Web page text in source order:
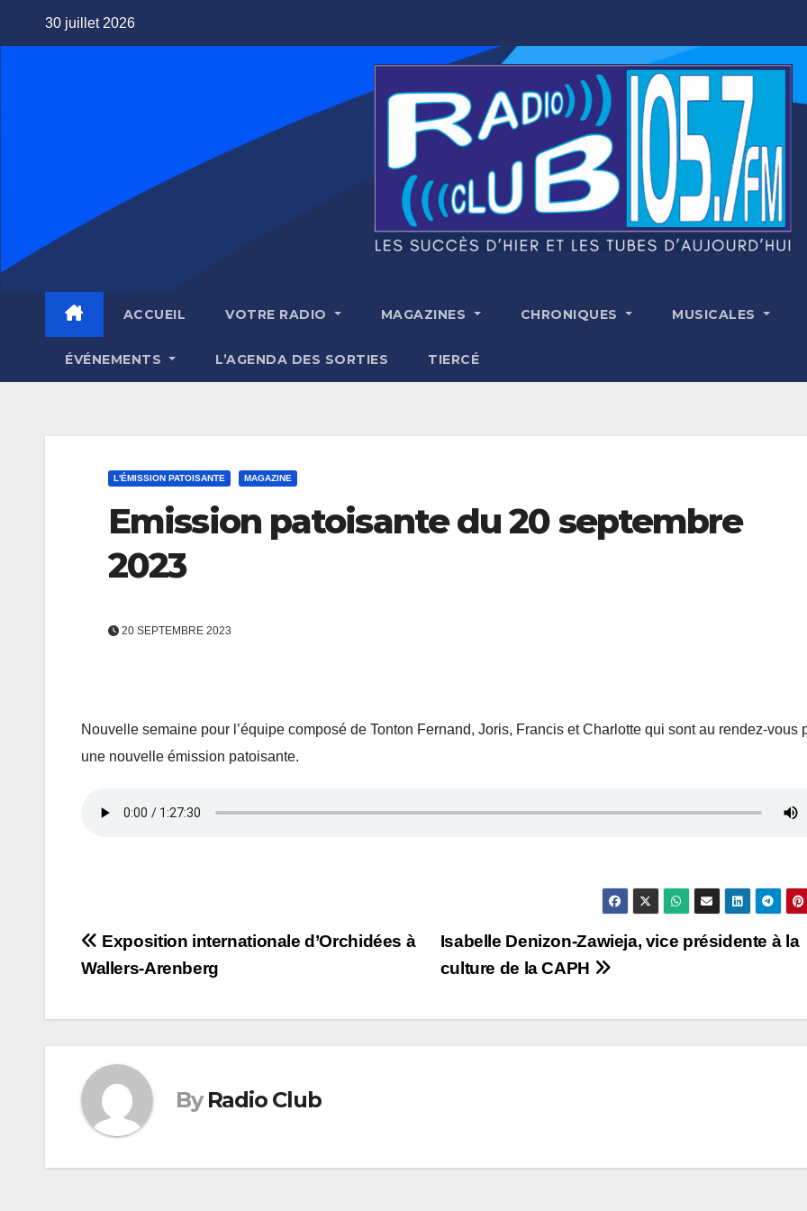
30 juillet 2026
ACCUEIL VOTRE RADIO MAGAZINES CHRONIQUES MUSICALES
ÉVÉNEMENTS L’AGENDA DES SORTIES TIERCÉ
L'ÉMISSION PATOISANTE MAGAZINE
Emission patoisante du 20 septembre
2023
20 SEPTEMBRE 2023
Nouvelle semaine pour l’équipe composé de Tonton Fernand, Joris, Francis et Charlotte qui sont au rendez-vous
une nouvelle émission patoisante.
Navigation
de
l’article
Isabelle Denizon-Zawieja, vice présidente à la
culture de la CAPH
Exposition internationale d’Orchidées à
Wallers-Arenberg
By Radio Club